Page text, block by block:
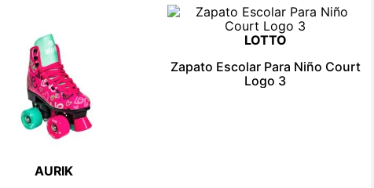
AURIK
LOTTO
Zapato Escolar Para Niño Court
Logo 3